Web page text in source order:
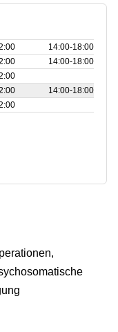
14:00‑18:00
14:00‑18:00
14:00‑18:00